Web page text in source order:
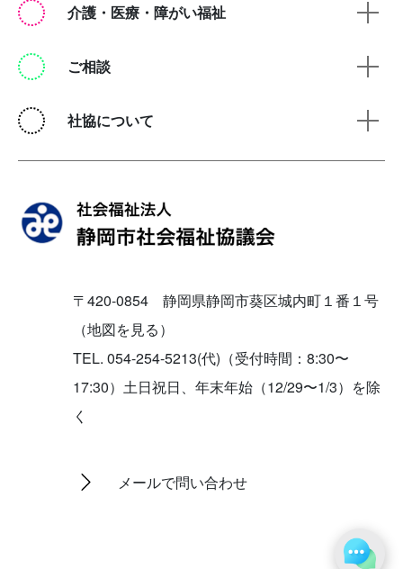
介護・医療・障がい福祉
ご相談
社協について
〒420-0854 静岡県静岡市葵区城内町１番１号
（地図を見る）
TEL. 054-254-5213(代)（受付時間：8:30〜
17:30）土日祝日、年末年始（12/29〜1/3）を除
く
メールで問い合わせ